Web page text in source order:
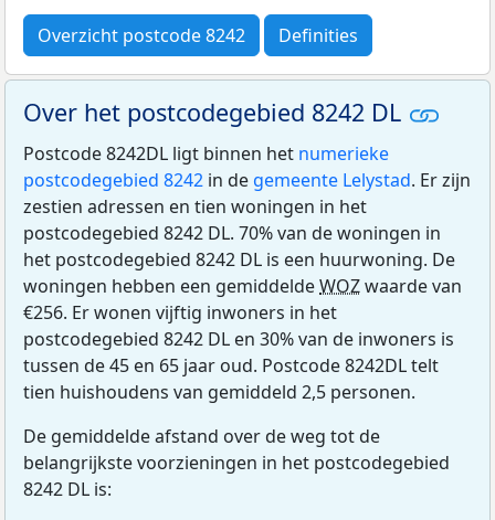
Overzicht postcode 8242 Definities
Over het postcodegebied 8242 DL
Postcode 8242DL ligt binnen het numerieke
postcodegebied 8242 in de gemeente Lelystad. Er zijn
zestien adressen en tien woningen in het
postcodegebied 8242 DL. 70% van de woningen in
het postcodegebied 8242 DL is een huurwoning. De
woningen hebben een gemiddeldeWOZwaarde van
€256. Er wonen vijftig inwoners in het
postcodegebied 8242 DL en 30% van de inwoners is
tussen de 45 en 65 jaar oud. Postcode 8242DL telt
tien huishoudens van gemiddeld 2,5 personen.
De gemiddelde afstand over de weg tot de
belangrijkste voorzieningen in het postcodegebied
8242 DL is: